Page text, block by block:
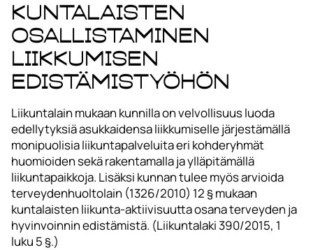
Kuntalaisten
osallistaminen
liikkumisen
edistämistyöhön
Liikuntalain mukaan kunnilla on velvollisuus luoda
edellytyksiä asukkaidensa liikkumiselle järjestämällä
monipuolisia liikuntapalveluita eri kohderyhmät
huomioiden sekä rakentamalla ja ylläpitämällä
liikuntapaikkoja. Lisäksi kunnan tulee myös arvioida
terveydenhuoltolain (1326/2010) 12 § mukaan
kuntalaisten liikunta-aktiivisuutta osana terveyden ja
hyvinvoinnin edistämistä. (Liikuntalaki 390/2015, 1
luku 5 §.)